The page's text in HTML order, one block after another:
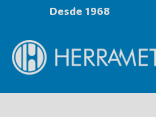
Desde 1968